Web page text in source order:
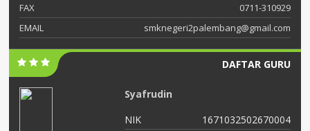
FAX
0711-310929
EMAIL
smknegeri2palembang@gmail.com
DAFTAR GURU
Catur Sarwidodo